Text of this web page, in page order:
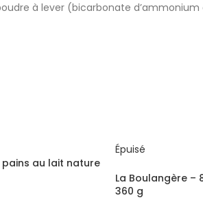
à lever (bicarbonate
pains au lait nature
Épuisé
La Boulangère –
360 g